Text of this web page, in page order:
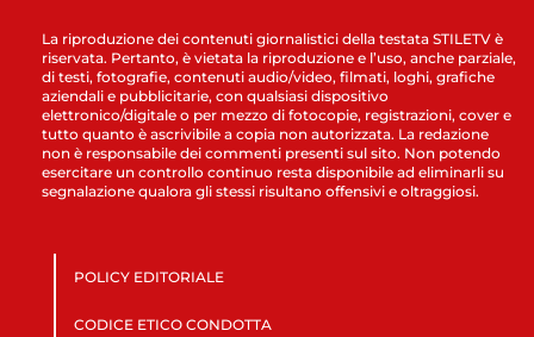
La riproduzione dei contenuti giornalistici della testata STILETV è
riservata. Pertanto, è vietata la riproduzione e l’uso, anche parziale,
di testi, fotografie, contenuti audio/video, filmati, loghi, grafiche
aziendali e pubblicitarie, con qualsiasi dispositivo
elettronico/digitale o per mezzo di fotocopie, registrazioni, cover e
tutto quanto è ascrivibile a copia non autorizzata. La redazione
non è responsabile dei commenti presenti sul sito. Non potendo
esercitare un controllo continuo resta disponibile ad eliminarli su
segnalazione qualora gli stessi risultano offensivi e oltraggiosi.
POLICY EDITORIALE
CODICE ETICO CONDOTTA